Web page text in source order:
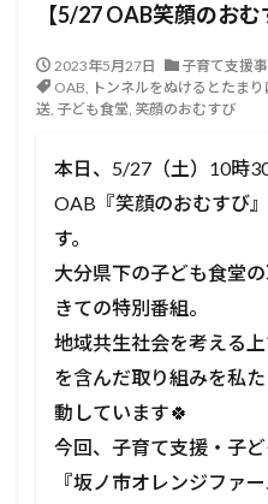
【5/27 OAB笑顔のおむ
2023年5月27日
子育て支援
OAB, トンネルをぬけるとたまり
送, 子ども食堂, 笑顔のおむすび
本日、5/27（土）10時
OAB『笑顔のおむすび
す。
大分県下の子ども食堂
きての特別番組。
地域共生社会を考える
を含んだ取り組みを私
動しています🍀
今回、子育て支援・子
『坂ノ市オレンジファ